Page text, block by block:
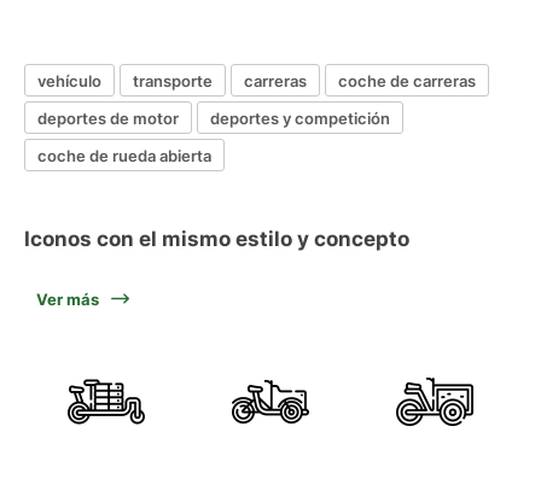
vehículo transporte carreras
coche de carreras
deportes de motor
deportes y competición
coche de rueda abierta
Iconos con el mismo estilo y concepto
Ver más